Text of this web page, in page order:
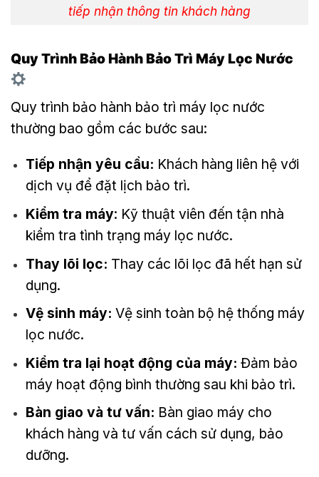
tiếp nhận thông tin khách hàng
Quy Trình Bảo Hành Bảo Trì Máy Lọc Nước
Quy trình bảo hành bảo trì máy lọc nước
thường bao gồm các bước sau:
Tiếp nhận yêu cầu: Khách hàng liên hệ với
dịch vụ để đặt lịch bảo trì.
Kiểm tra máy: Kỹ thuật viên đến tận nhà
kiểm tra tình trạng máy lọc nước.
Thay lõi lọc: Thay các lõi lọc đã hết hạn sử
dụng.
Vệ sinh máy: Vệ sinh toàn bộ hệ thống máy
lọc nước.
Kiểm tra lại hoạt động của máy: Đảm bảo
máy hoạt động bình thường sau khi bảo trì.
Bàn giao và tư vấn: Bàn giao máy cho
khách hàng và tư vấn cách sử dụng, bảo
dưỡng.